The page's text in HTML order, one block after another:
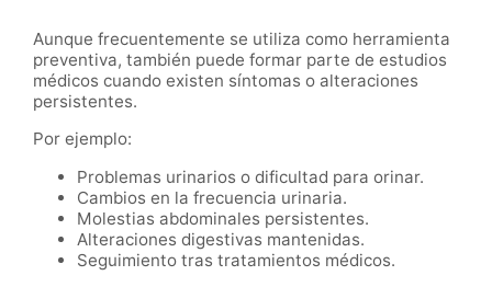
Aunque frecuentemente se utiliza como herramienta
preventiva, también puede formar parte de estudios
médicos cuando existen síntomas o alteraciones
persistentes.
Por ejemplo:
Problemas urinarios o dificultad para orinar.
Cambios en la frecuencia urinaria.
Molestias abdominales persistentes.
Alteraciones digestivas mantenidas.
Seguimiento tras tratamientos médicos.